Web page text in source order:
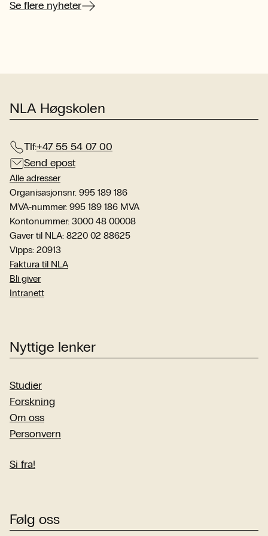
Se flere nyheter
NLA Høgskolen
Tlf:+47 55 54 07 00
Send epost
Alle adresser
Organisasjonsnr. 995 189 186
MVA-nummer: 995 189 186 MVA
Kontonummer: 3000 48 00008
Gaver til NLA: 8220 02 88625
Vipps: 20913
Faktura til NLA
Bli giver
Intranett
Nyttige lenker
Studier
Forskning
Om oss
Personvern
Si fra!
Følg oss